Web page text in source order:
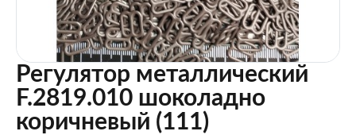
Регулятор металлический
F.2819.010 шоколадно
коричневый (111)